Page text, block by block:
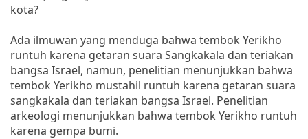
kota?
Ada ilmuwan yang menduga bahwa tembok Yerikho
runtuh karena getaran suara Sangkakala dan teriakan
bangsa Israel, namun, penelitian menunjukkan bahwa
tembok Yerikho mustahil runtuh karena getaran suara
sangkakala dan teriakan bangsa Israel. Penelitian
arkeologi menunjukkan bahwa tembok Yerikho runtuh
karena gempa bumi.